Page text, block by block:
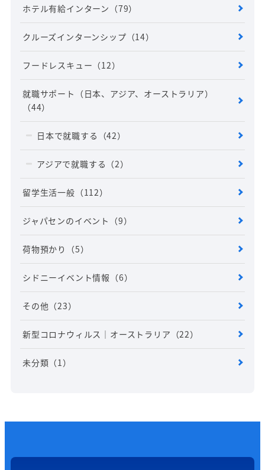
ホテル有給インターン （79）
クルーズインターンシップ （14）
フードレスキュー （12）
就職サポート（日本、アジア、オーストラリア）
（44）
日本で就職する （42）
アジアで就職する （2）
留学生活一般 （112）
ジャパセンのイベント （9）
荷物預かり （5）
シドニーイベント情報 （6）
その他 （23）
新型コロナウィルス｜オーストラリア （22）
未分類 （1）